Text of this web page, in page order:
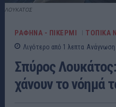
ΛΟΥΚΑΤΟΣ
ΡΑΦΗΝΑ - ΠΙΚΕΡΜΙ ΤΟΠΙΚΑ
Λιγότερο από 1 λεπτα Ανάγνωση
Σπύρος
χάνουν το νόημά